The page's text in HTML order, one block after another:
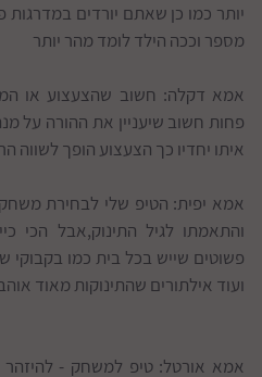
יותר כמו כן שאתם יורדים
מספר וככה הילד לומד מהר יותר
אמא דקלה: חשוב שהצעצוע או
פחות חשוב שיעניין את ההורה על
איתו יחדיו כך הצעצוע הופך לשווה
אמא יפית: הטיפ שלי לבחירת
והתאמתו לגיל התינוק,אבל הכי
פשוטים שייש בכל בית כמו
ועוד אילתורים שהתינוקות מאוד
אמא אורטל: טיפ למשחק - להיזהר